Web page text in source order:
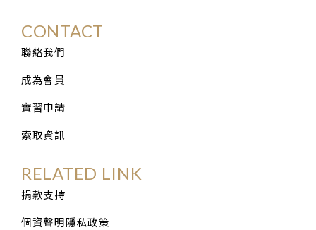
CONTACT
聯絡我們
成為會員
實習申請
索取資訊
RELATED LINK
捐款支持
個資聲明隱私政策